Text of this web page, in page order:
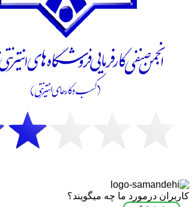
کاربران درمورد ما چه میگویند؟